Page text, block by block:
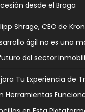
desde el Braga
Shrage, CEO de
ágil no es una
del sector
Tu Experiencia de
Herramientas